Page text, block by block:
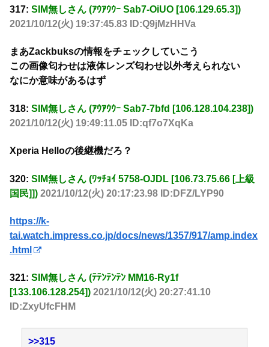
317: SIM無しさん (ｱｳｱｳｳｰ Sab7-OiUO [106.129.65.3])
2021/10/12(火) 19:37:45.83 ID:Q9jMzHHVa
まあZackbuksの情報をチェックしていこう
この画像匂わせは液体レンズ匂わせ以外考えられない
なにか意味があるはず
318: SIM無しさん (ｱｳｱｳｳｰ Sab7-7bfd [106.128.104.238])
2021/10/12(火) 19:49:11.05 ID:qf7o7XqKa
Xperia Helloの後継機だろ？
320: SIM無しさん (ﾜｯﾁｮｲ 5758-OJDL [106.73.75.66 [上級
国民]]) 2021/10/12(火) 20:17:23.98 ID:DFZ/LYP90
https://k-
tai.watch.impress.co.jp/docs/news/1357/917/amp.index
.html
321: SIM無しさん (ﾃﾃﾝﾃﾝﾃﾝ MM16-Ry1f
[133.106.128.254]) 2021/10/12(火) 20:27:41.10
ID:ZxyUfcFHM
>>315